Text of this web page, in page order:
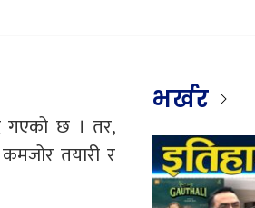
गएको छ । तर,
तयारी र
भर्खर